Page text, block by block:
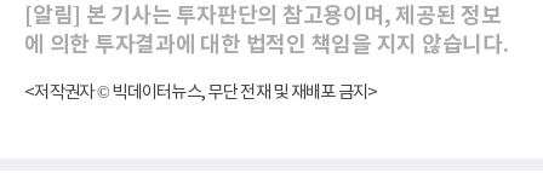
[알림] 본 기사는 투자판단의 참고용이며, 제공된 정보
에 의한 투자결과에 대한 법적인 책임을 지지 않습니다.
<저작권자 © 빅데이터뉴스, 무단 전재 및 재배포 금지>